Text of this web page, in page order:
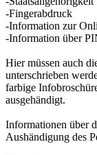
-Fingerabdruck
-Information zur
-Information über
Hier müssen auch
unterschrieben
farbige
ausgehändigt.
Informationen über
Aushändigung des